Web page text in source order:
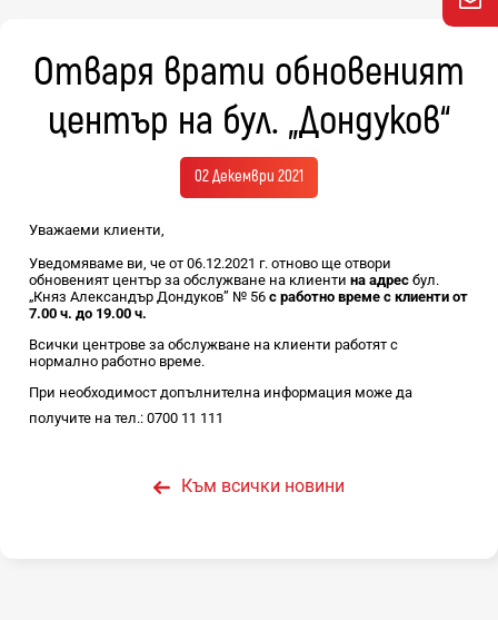
Отваря врати обновеният
център на бул. „Дондуков“
02 Декември 2021
Уважаеми клиенти,
Уведомяваме ви, че от 06.12.2021 г. отново ще отвори
обновеният център за обслужване на клиенти на адрес бул.
„Княз Александър Дондуков” № 56 с работно време с клиенти от
7.00 ч. до 19.00 ч.
Всички центрове за обслужване на клиенти работят с
нормално работно време.
При необходимост допълнителна информация може да
получите на тел.: 0700 11 111
Към всички новини